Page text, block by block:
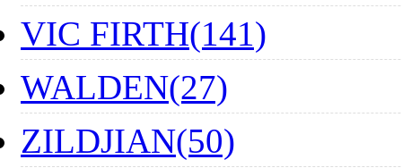
VIC FIRTH(141)
WALDEN(27)
ZILDJIAN(50)